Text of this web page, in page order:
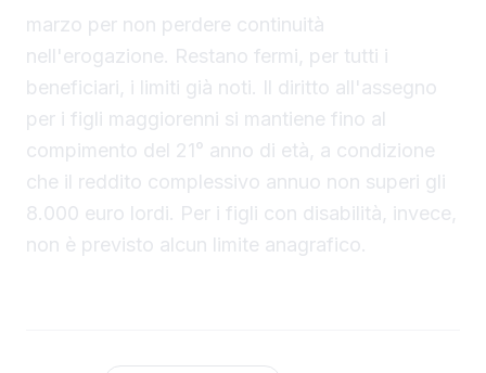
marzo per non perdere continuità
nell'erogazione. Restano fermi, per tutti i
beneficiari, i limiti già noti. Il diritto all'assegno
per i figli maggiorenni si mantiene fino al
compimento del 21° anno di età, a condizione
che il reddito complessivo annuo non superi gli
8.000 euro lordi. Per i figli con disabilità, invece,
non è previsto alcun limite anagrafico.